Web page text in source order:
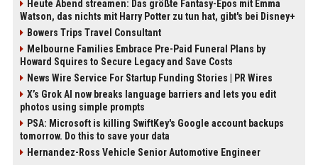
Heute Abend streamen: Das größte Fantasy-Epos mit Emma
Watson, das nichts mit Harry Potter zu tun hat, gibt's bei Disney+
Bowers Trips Travel Consultant
Melbourne Families Embrace Pre-Paid Funeral Plans by
Howard Squires to Secure Legacy and Save Costs
News Wire Service For Startup Funding Stories | PR Wires
X’s Grok AI now breaks language barriers and lets you edit
photos using simple prompts
PSA: Microsoft is killing SwiftKey's Google account backups
tomorrow. Do this to save your data
Hernandez-Ross Vehicle Senior Automotive Engineer